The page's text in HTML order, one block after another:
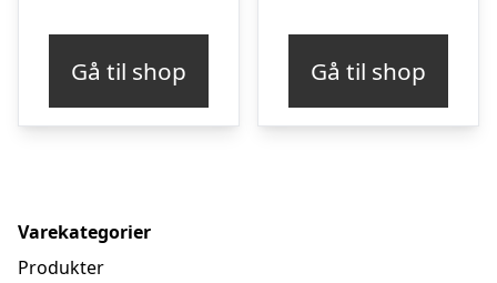
Gå til shop Gå til shop
Varekategorier
Produkter